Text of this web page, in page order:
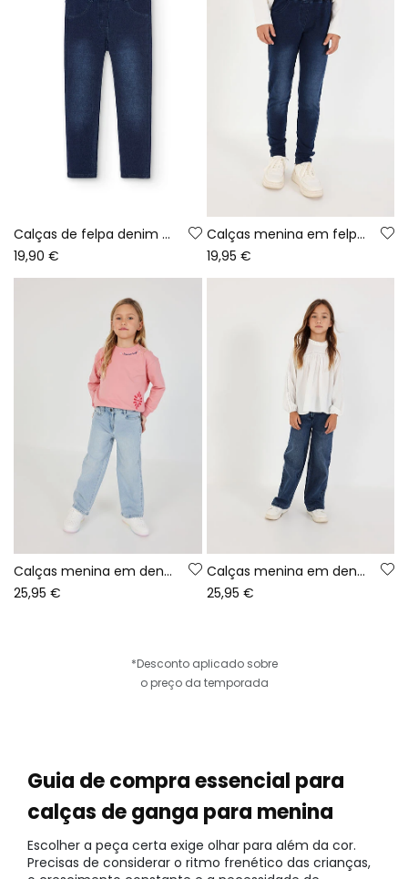
Calças de felpa denim elásticas para menina
19,90 €
Calças menina em felpa denim azul
19,95 €
Calças menina em denim elástico bleach
25,95 €
Calças menina em denim elástico azul
25,95 €
*Desconto aplicado sobre
o preço da temporada
Guia de compra essencial para
calças de ganga para menina
Escolher a peça certa exige olhar para além da cor.
Precisas de considerar o ritmo frenético das crianças,